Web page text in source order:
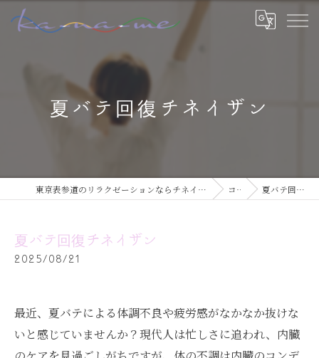
夏バテ回復チネイザン
東京表参道のリラクゼーションならチネイザン / ボディ & マインドケアサロン ka-na-me コラム 夏バテ回復チネイザン
夏バテ回復チネイザン
2025/08/21
最近、夏バテによる体調不良や疲労感がなかなか抜けな
いと感じていませんか？現代人は忙しさに追われ、内臓